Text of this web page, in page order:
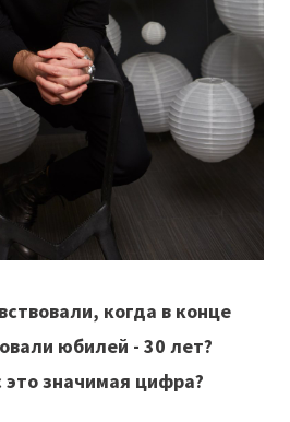
когда в конце
юбилей - 30 лет?
значимая цифра?